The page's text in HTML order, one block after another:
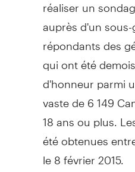
auprès d'un
répondants des
qui ont été
d'honneur parmi
vaste de 6 149
18 ans ou plus.
été obtenues
le 8 février 2015.